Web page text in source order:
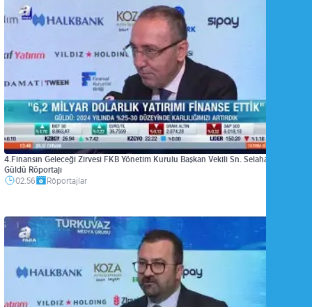
4.Finansın Geleceği Zirvesi FKB Yönetim Kurulu Başkan Vekili Sn. Selahattin
Güldü Röportajı
02.56
Röportajlar